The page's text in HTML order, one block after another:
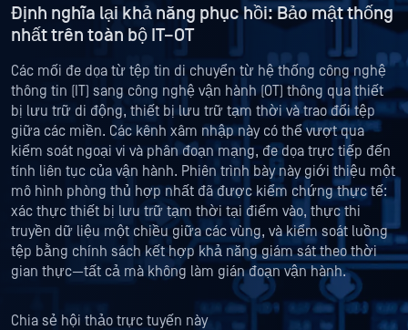
Định nghĩa lại khả năng phục hồi: Bảo mật thống
nhất trên toàn bộ IT–OT
Các mối đe dọa từ tệp tin di chuyển từ hệ thống công nghệ
thông tin (IT) sang công nghệ vận hành (OT) thông qua thiết
bị lưu trữ di động, thiết bị lưu trữ tạm thời và trao đổi tệp
giữa các miền. Các kênh xâm nhập này có thể vượt qua
kiểm soát ngoại vi và phân đoạn mạng, đe dọa trực tiếp đến
tính liên tục của vận hành. Phiên trình bày này giới thiệu một
mô hình phòng thủ hợp nhất đã được kiểm chứng thực tế:
xác thực thiết bị lưu trữ tạm thời tại điểm vào, thực thi
truyền dữ liệu một chiều giữa các vùng, và kiểm soát luồng
tệp bằng chính sách kết hợp khả năng giám sát theo thời
gian thực—tất cả mà không làm gián đoạn vận hành.
Chia sẻ hội thảo trực tuyến này